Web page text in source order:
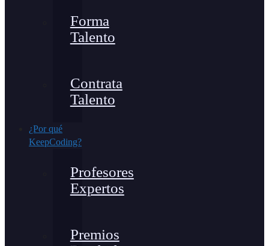
Forma
Talento
Contrata
Talento
¿Por qué
KeepCoding?
Profesores
Expertos
Premios